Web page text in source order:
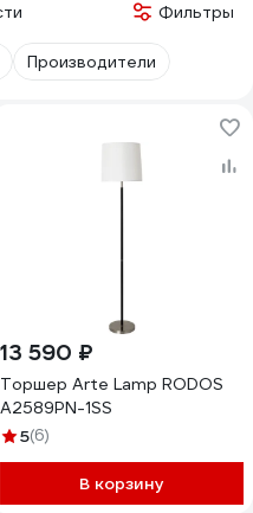
Фильтры
Производители
13 590 ₽
Торшер Arte Lamp RODOS
A2589PN-1SS
5(6)
В корзину